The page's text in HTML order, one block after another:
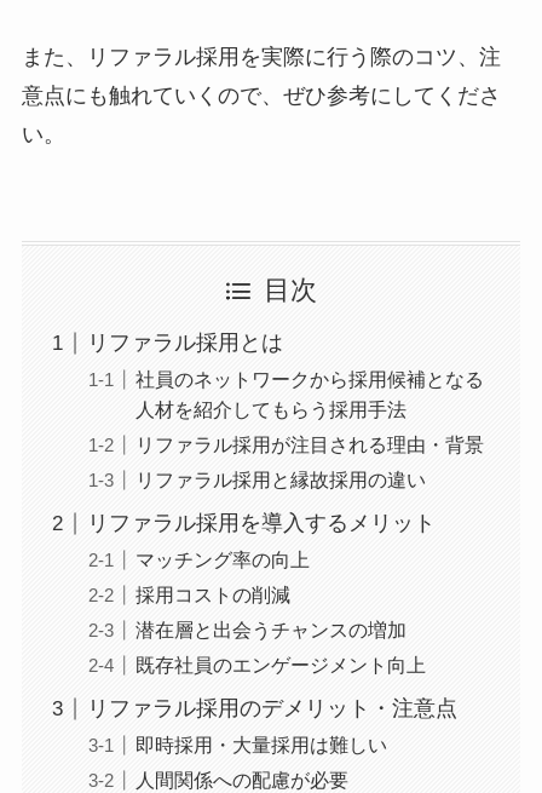
また、リファラル採用を実際に行う際のコツ、注
意点にも触れていくので、ぜひ参考にしてくださ
い。
目次
リファラル採用とは
社員のネットワークから採用候補となる
人材を紹介してもらう採用手法
リファラル採用が注目される理由・背景
リファラル採用と縁故採用の違い
リファラル採用を導入するメリット
マッチング率の向上
採用コストの削減
潜在層と出会うチャンスの増加
既存社員のエンゲージメント向上
リファラル採用のデメリット・注意点
即時採用・大量採用は難しい
人間関係への配慮が必要